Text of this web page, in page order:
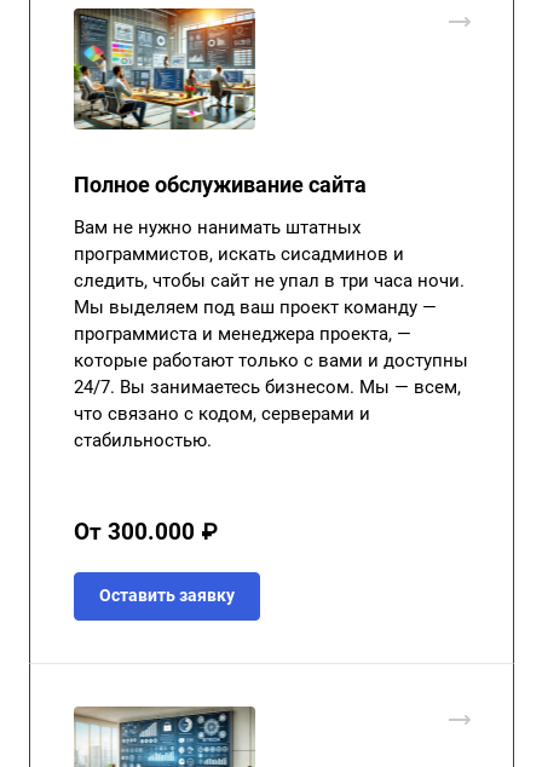
Полное обслуживание сайта
Вам не нужно нанимать штатных
программистов, искать сисадминов и
следить, чтобы сайт не упал в три часа ночи.
Мы выделяем под ваш проект команду —
программиста и менеджера проекта, —
которые работают только с вами и доступны
24/7. Вы занимаетесь бизнесом. Мы — всем,
что связано с кодом, серверами и
стабильностью.
От 300.000 ₽
Оставить заявку